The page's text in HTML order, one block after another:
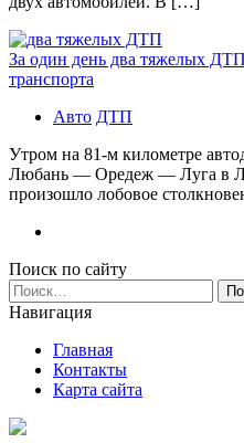
За один день два тяжелых
транспорта
Авто ДТП
Утром на 81-м километре
Любань — Оредеж — Луга в
произошло лобовое
Поиск по сайту
Найти:
Навигация
Главная
Контакты
Карта сайта